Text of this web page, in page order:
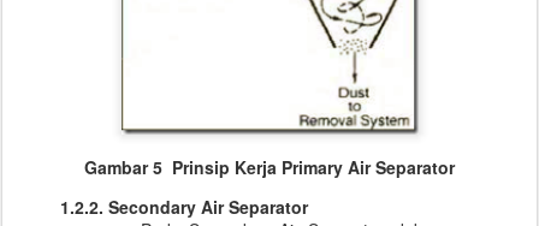
Gambar 5 Prinsip Kerja Primary Air Separator
1.2.2. Secondary Air Separator